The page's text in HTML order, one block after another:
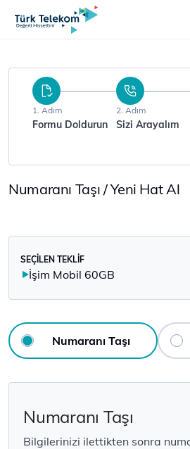
1. Adım
Formu Doldurun
2. Adım
Sizi Arayalım
Numaranı Taşı / Yeni Hat Al
SEÇİLEN TEKLİF
İşim Mobil 60GB
Numaranı Taşı
Numaranı Taşı
Bilgilerinizi ilettikten sonra